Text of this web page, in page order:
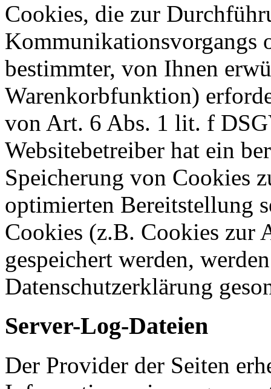
Cookies, die zur
Kommunikationsvorgangs
bestimmter, von Ihnen
Warenkorbfunktion)
von Art. 6 Abs. 1 lit. f
Websitebetreiber hat ein
Speicherung von Cookies
optimierten Bereitstellung
Cookies (z.B. Cookies zur
gespeichert werden,
Datenschutzerklärung
Server-Log-Dateien
Der Provider der Seiten